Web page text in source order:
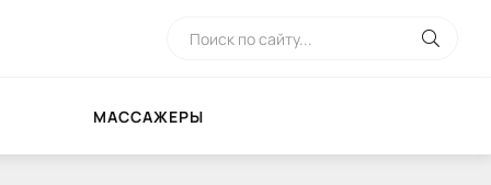
МАССАЖЕРЫ